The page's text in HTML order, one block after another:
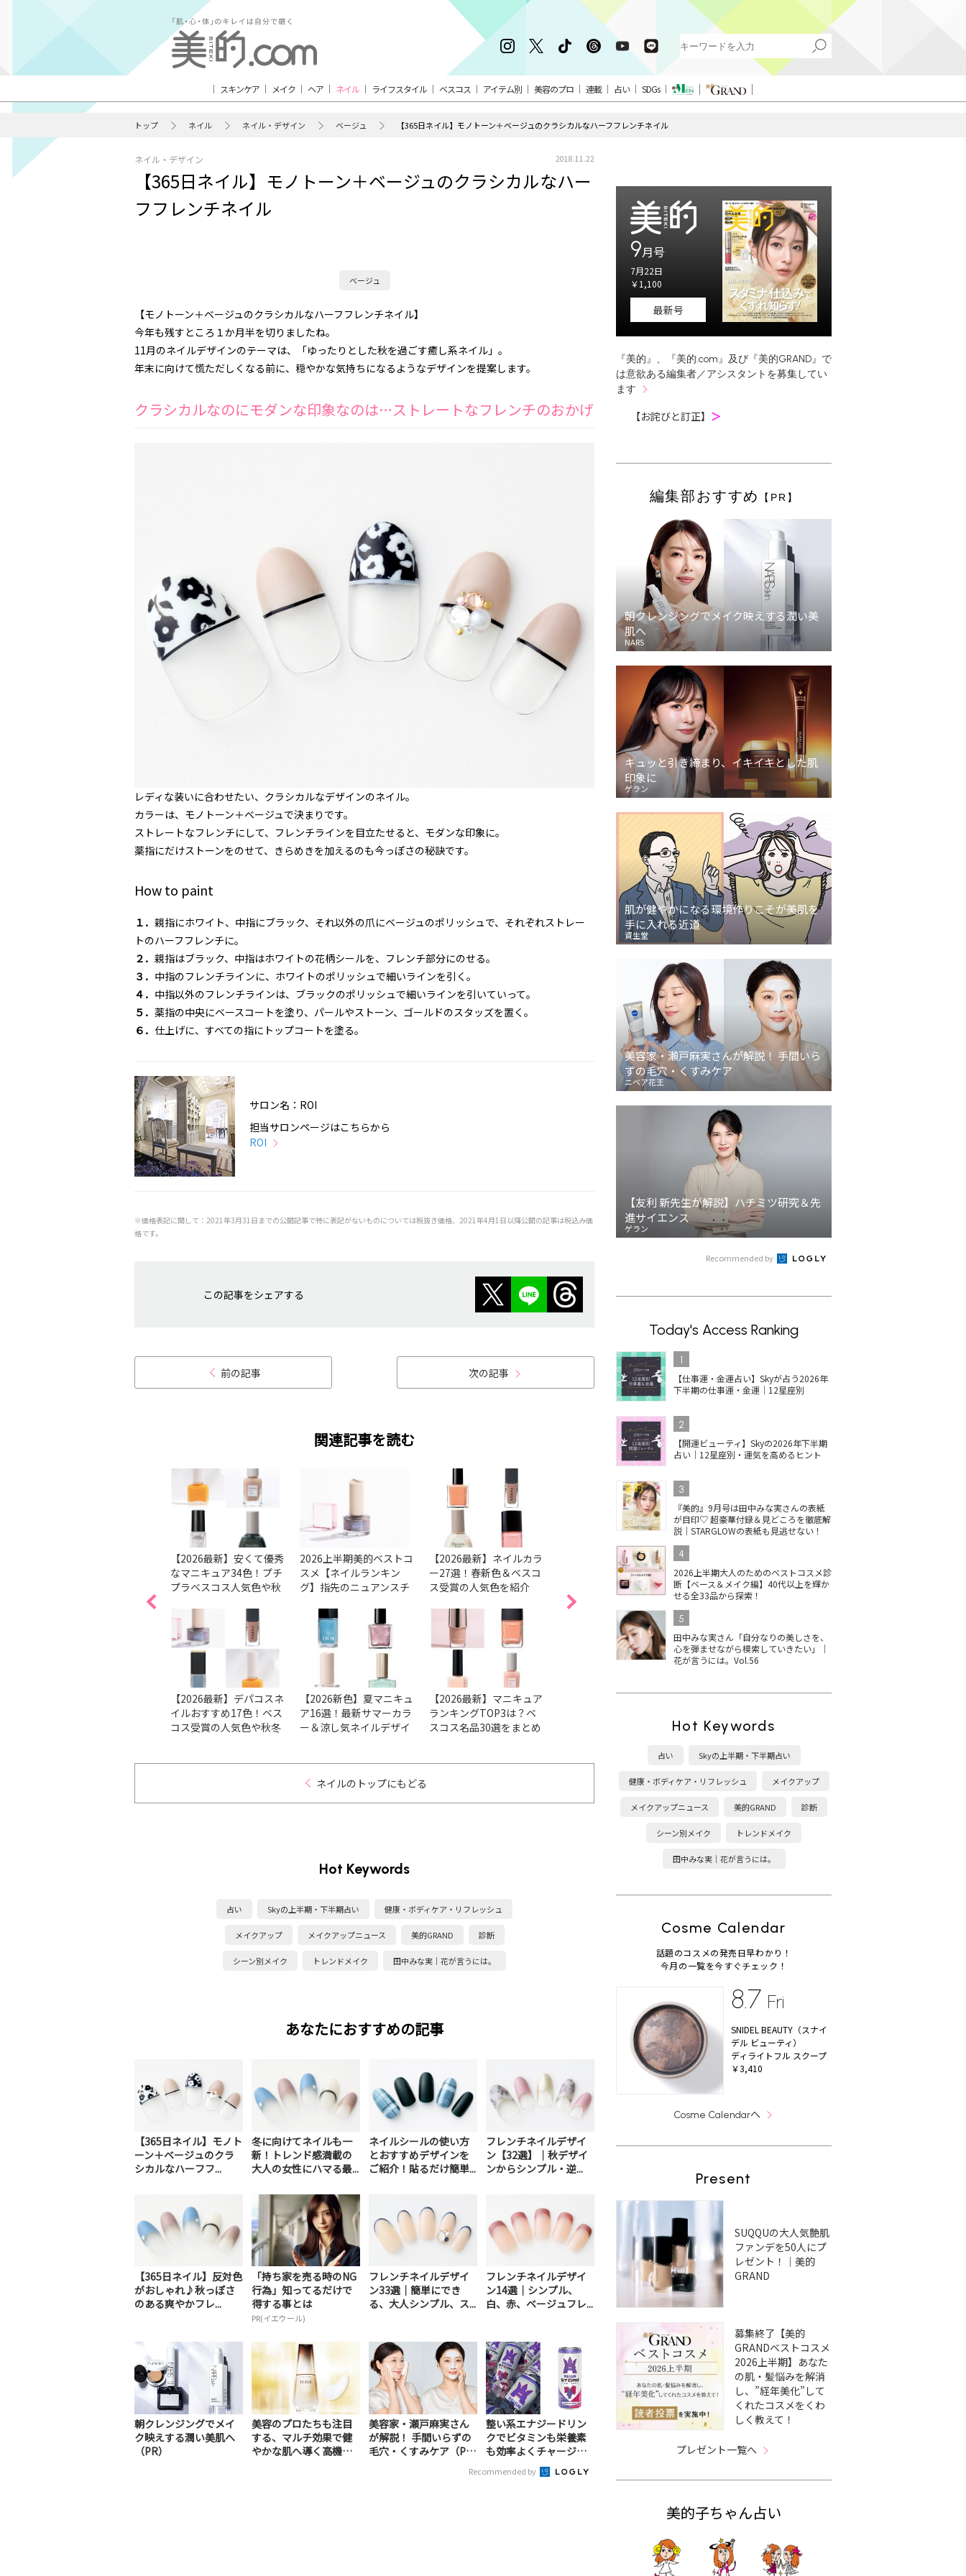
スキンケア メイク ヘア ネイル ライフスタイル ベスコス アイテム別 美容のプロ 連載 占い SDGs
トップ ネイル ネイル・デザイン ベージュ 【365日ネイル】モノトーン＋ベージュのクラシカルなハーフフレンチネイル
ネイル・デザイン 2018.11.22
【365日ネイル】モノトーン＋ベージュのクラシカルなハー
フフレンチネイル
ベージュ
【モノトーン＋ベージュのクラシカルなハーフフレンチネイル】
今年も残すところ１か月半を切りましたね。
11月のネイルデザインのテーマは、「ゆったりとした秋を過ごす癒し系ネイル」。
年末に向けて慌ただしくなる前に、穏やかな気持ちになるようなデザインを提案します。
クラシカルなのにモダンな印象なのは…ストレートなフレンチのおかげ
レディな装いに合わせたい、クラシカルなデザインのネイル。
カラーは、モノトーン＋ベージュで決まりです。
ストレートなフレンチにして、フレンチラインを目立たせると、モダンな印象に。
薬指にだけストーンをのせて、きらめきを加えるのも今っぽさの秘訣です。
How to paint
１． 親指にホワイト、中指にブラック、それ以外の爪にベージュのポリッシュで、それぞれストレー
トのハーフフレンチに。
２． 親指はブラック、中指はホワイトの花柄シールを、フレンチ部分にのせる。
３． 中指のフレンチラインに、ホワイトのポリッシュで細いラインを引く。
４． 中指以外のフレンチラインは、ブラックのポリッシュで細いラインを引いていって。
５． 薬指の中央にベースコートを塗り、パールやストーン、ゴールドのスタッズを置く。
６． 仕上げに、すべての指にトップコートを塗る。
サロン名：ROI
担当サロンページはこちらから
ROI
※価格表記に関して：2021年3月31日までの公開記事で特に表記がないものについては税抜き価格、2021年4月1日以降公開の記事は税込み価
格です。
この記事をシェアする
前の記事 次の記事
関連記事を読む
【2026最新】安くて優秀
なマニキュア34色！プチ
プラベスコス人気色や秋
【2026最新】デパコスネ
イルおすすめ17色！ベス
コス受賞の人気色や秋冬
2026上半期美的ベストコ
スメ【ネイルランキン
グ】指先のニュアンスチ
本でかなう♡
【2026新色】夏マニキュ
ア16選！最新サマーカラ
ー＆涼し気ネイルデザイ
【2026最新】ネイルカラ
ー27選！春新色＆ベスコ
ス受賞の人気色を紹介
【2026最新】マニキュア
ランキングTOP3は？ベ
スコス名品30選をまとめ
【2026最新】ネイルの人
気色38選！ベスコス受賞
色＆春の新色・限定色ま
とめ
コスメデコルテのネイル
が最新ベスコス1位！上
品ツヤベージュに注目
定色・ベスコス受賞カラ
トリーズ キャンメイクの
ネイル！秋冬新色＆ベス
ネイルのトップにもどる
Hot Keywords
占い Skyの上半期・下半期占い 健康・ボディケア・リフレッシュ
メイクアップ メイクアップニュース 美的GRAND 診断
シーン別メイク トレンドメイク 田中みな実｜花が言うには。
あなたにおすすめの記事
【365日ネイル】モノト
ーン＋ベージュのクラ
シカルなハーフフ...
冬に向けてネイルも一
新！トレンド感満載の
大人の女性にハマる最...
ネイルシールの使い方
とおすすめデザインを
ご紹介！貼るだけ簡単...
フレンチネイルデザイ
ン【32選】｜秋デザイ
ンからシンプル・逆...
【365日ネイル】反対色
がおしゃれ♪秋っぽさ
のある爽やかフレ...
「持ち家を売る時のNG
行為」知ってるだけで
得する事とは
PR(イエウール)
フレンチネイルデザイ
ン33選｜簡単にでき
る、大人シンプル、ス...
フレンチネイルデザイ
ン14選｜シンプル、
白、赤、ベージュフレ...
朝クレンジングでメイ
ク映えする潤い美肌へ
（PR）
美容のプロたちも注目
する、マルチ効果で健
やかな肌へ導く高機能
美容家・瀬戸麻実さん
が解説！ 手間いらずの
毛穴・くすみケア（P
整い系エナジードリン
クでビタミンも栄養素
も効率よくチャージ！
Recommended by
9月号
7月22日
￥1,100
最新号
『美的』、『美的.com』及び『美的GRAND』で
は意欲ある編集者／アシスタントを募集してい
ます
【お詫びと訂正】 ＞
編集部おすすめ 【PR】
朝クレンジングでメイク映えする潤い美
肌へ
NARS
キュッと引き締まり、イキイキとした肌
印象に
ゲラン
肌が健やかになる環境作りこそが美肌を
手に入れる近道
資生堂
美容家・瀬戸麻実さんが解説！ 手間いら
ずの毛穴・くすみケア
ニベア花王
【友利 新先生が解説】ハチミツ研究＆先
進サイエンス
ゲラン
Recommended by
Today's Access Ranking
1
【仕事運・金運占い】Skyが占う2026年
下半期の仕事運・金運｜12星座別
2
【開運ビューティ】Skyの2026年下半期
占い｜12星座別・運気を高めるヒント
3
『美的』9月号は田中みな実さんの表紙
が目印♡ 超豪華付録＆見どころを徹底解
説｜STARGLOWの表紙も見逃せない！
4
2026上半期大人のためのベストコスメ診
断【ベース＆メイク編】40代以上を輝か
せる全33品から探索！
5
田中みな実さん「自分なりの美しさを、
心を弾ませながら模索していきたい」｜
花が言うには。Vol.56
Hot Keywords
占い Skyの上半期・下半期占い
健康・ボディケア・リフレッシュ メイクアップ
メイクアップニュース 美的GRAND 診断
シーン別メイク トレンドメイク
田中みな実｜花が言うには。
Cosme Calendar
話題のコスメの発売日早わかり！
今月の一覧を今すぐチェック！
8.7 Fri
SNIDEL BEAUTY（スナイ
デル ビューティ）
ディライトフル スクープ
￥3,410
Cosme Calendarへ
Present
SUQQUの大人気艶肌
ファンデを50人にプ
レゼント！｜美的
GRAND
募集終了【美的
GRANDベストコスメ
2026上半期】あなた
の肌・髪悩みを解消
し、”経年美化”して
くれたコスメをくわ
しく教えて！
プレゼント一覧へ
美的子ちゃん占い